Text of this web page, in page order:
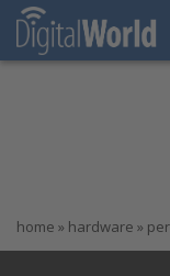
home » hardware »